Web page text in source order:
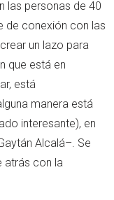
las personas de 40
de conexión con las
un lazo para
que está en
está
manera está
interesante), en
Alcalá–. Se
atrás con la